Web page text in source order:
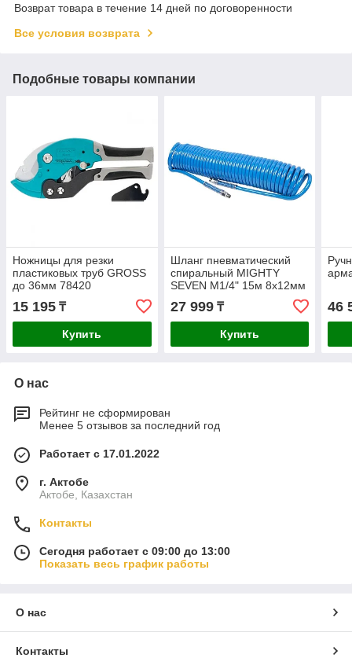
Возврат товара в течение 14 дней по договоренности
Все условия возврата
Подобные товары компании
Ножницы для резки
пластиковых труб GROSS
до 36мм 78420
15 195 ₸
Купить
Шланг пневматический
спиральный MIGHTY
SEVEN M1/4" 15м 8х12мм
SD-23115
27 999₸
Купить
46
О нас
Рейтинг не сформирован
Менее 5 отзывов за последний год
Работает с 17.01.2022
г. Актобе
Актобе, Казахстан
Контакты
Сегодня работает с 09:00 до 13:00
Показать весь график работы
О нас
Контакты